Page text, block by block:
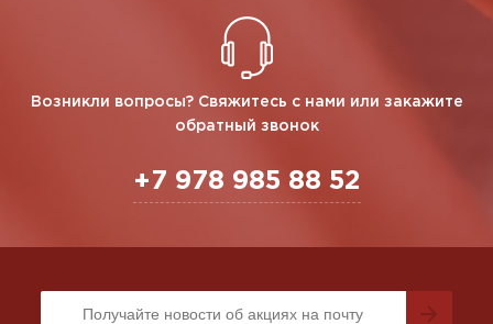
Возникли вопросы? Свяжитесь с нами или закажите
обратный звонок
+7 978 985 88 52